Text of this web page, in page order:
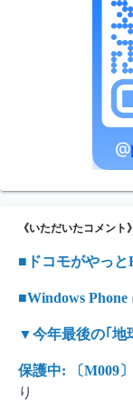
《いただいたコメント》
■ドコモがやっと
■Windows Phone
▼今年最後の｢地
保護中: 〔M009
り